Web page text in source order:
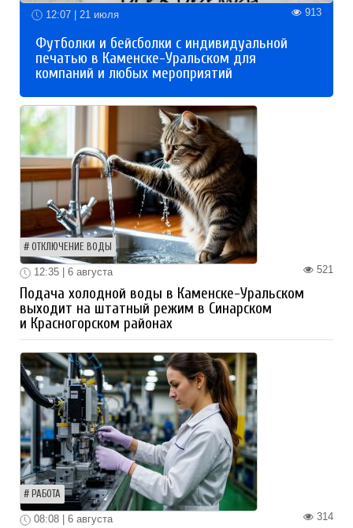
12:07 | 21 июля 913
Футболки и бейсболки с индивидуальной
печатью в Каменске-Уральском для
компаний и любых мероприятий
ОТКЛЮЧЕНИЕ ВОДЫ
521
12:35 | 6 августа
Подача холодной воды в Каменске-Уральском
выходит на штатный режим в Синарском
и Красногорском районах
РАБОТА
314
08:08 | 6 августа